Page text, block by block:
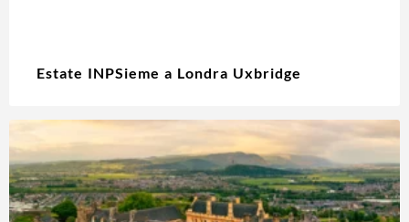
Estate INPSieme a Londra Uxbridge